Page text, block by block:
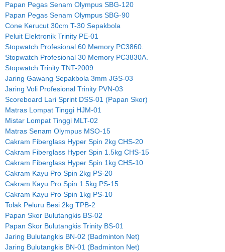
Papan Pegas Senam Olympus SBG-120
Papan Pegas Senam Olympus SBG-90
Cone Kerucut 30cm T-30 Sepakbola
Peluit Elektronik Trinity PE-01
Stopwatch Profesional 60 Memory PC3860.
Stopwatch Profesional 30 Memory PC3830A.
Stopwatch Trinity TNT-2009
Jaring Gawang Sepakbola 3mm JGS-03
Jaring Voli Profesional Trinity PVN-03
Scoreboard Lari Sprint DSS-01 (Papan Skor)
Matras Lompat Tinggi HJM-01
Mistar Lompat Tinggi MLT-02
Matras Senam Olympus MSO-15
Cakram Fiberglass Hyper Spin 2kg CHS-20
Cakram Fiberglass Hyper Spin 1.5kg CHS-15
Cakram Fiberglass Hyper Spin 1kg CHS-10
Cakram Kayu Pro Spin 2kg PS-20
Cakram Kayu Pro Spin 1.5kg PS-15
Cakram Kayu Pro Spin 1kg PS-10
Tolak Peluru Besi 2kg TPB-2
Papan Skor Bulutangkis BS-02
Papan Skor Bulutangkis Trinity BS-01
Jaring Bulutangkis BN-02 (Badminton Net)
Jaring Bulutangkis BN-01 (Badminton Net)